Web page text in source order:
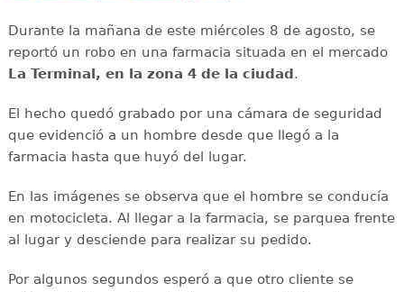
Durante la mañana de este miércoles 8 de agosto, se
reportó un robo en una farmacia situada en el mercado
La Terminal, en la zona 4 de la ciudad .
El hecho quedó grabado por una cámara de seguridad
que evidenció a un hombre desde que llegó a la
farmacia hasta que huyó del lugar.
En las imágenes se observa que el hombre se conducía
en motocicleta. Al llegar a la farmacia, se parquea frente
al lugar y desciende para realizar su pedido.
Por algunos segundos esperó a que otro cliente se